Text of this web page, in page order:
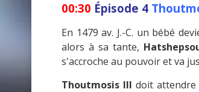
00:30 Épisode 4
En 1479 av. J.-C. un bébé
alors à sa tante,
s'accroche au pouvoir et va
Thoutmosis III doit attendre